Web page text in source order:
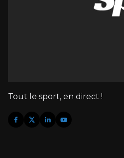
Tout le sport, en direct !